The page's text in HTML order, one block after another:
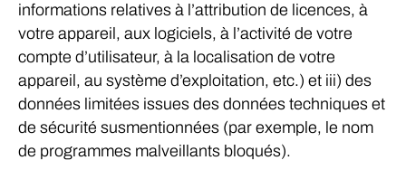
informations relatives à l’attribution de licences, à
votre appareil, aux logiciels, à l’activité de votre
compte d’utilisateur, à la localisation de votre
appareil, au système d’exploitation, etc.) et iii) des
données limitées issues des données techniques et
de sécurité susmentionnées (par exemple, le nom
de programmes malveillants bloqués).